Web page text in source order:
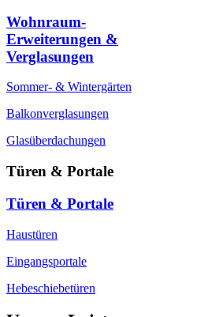
Wohnraum-
Erweiterungen &
Verglasungen
Sommer- & Wintergärten
Balkonverglasungen
Glasüberdachungen
Türen & Portale
Türen & Portale
Haustüren
Eingangsportale
Hebeschiebetüren